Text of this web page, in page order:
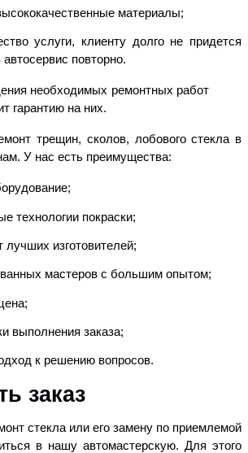
материалы;
услуги, клиенту долго не придется
повторно.
необходимых ремонтных работ
гарантию на них.
трещин, сколов, лобового стекла в
У нас есть преимущества:
технологии покраски;
изготовителей;
мастеров с большим опытом;
выполнения заказа;
к решению вопросов.
заказ
стекла или его замену по приемлемой
в нашу автомастерскую. Для этого